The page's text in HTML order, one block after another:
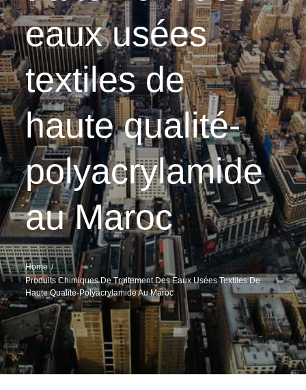
eaux usées
textiles de
haute qualité-
polyacrylamide
au Maroc
Home
Produits Chimiques De Traitement Des Eaux Usées Textiles De
Haute Qualité-Polyacrylamide Au Maroc